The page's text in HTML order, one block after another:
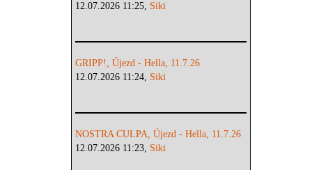
12.07.2026 11:25, Siki
GRIPP!, Újezd - Hella, 11.7.26
12.07.2026 11:24, Siki
NOSTRA CULPA, Újezd - Hella, 11.7.26
12.07.2026 11:23, Siki